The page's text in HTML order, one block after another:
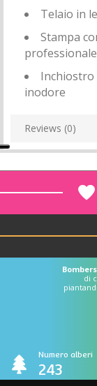
Telaio in
Stampa
professionale
Inchiostro
inodore
Reviews (0)
di
Numero alberi
243